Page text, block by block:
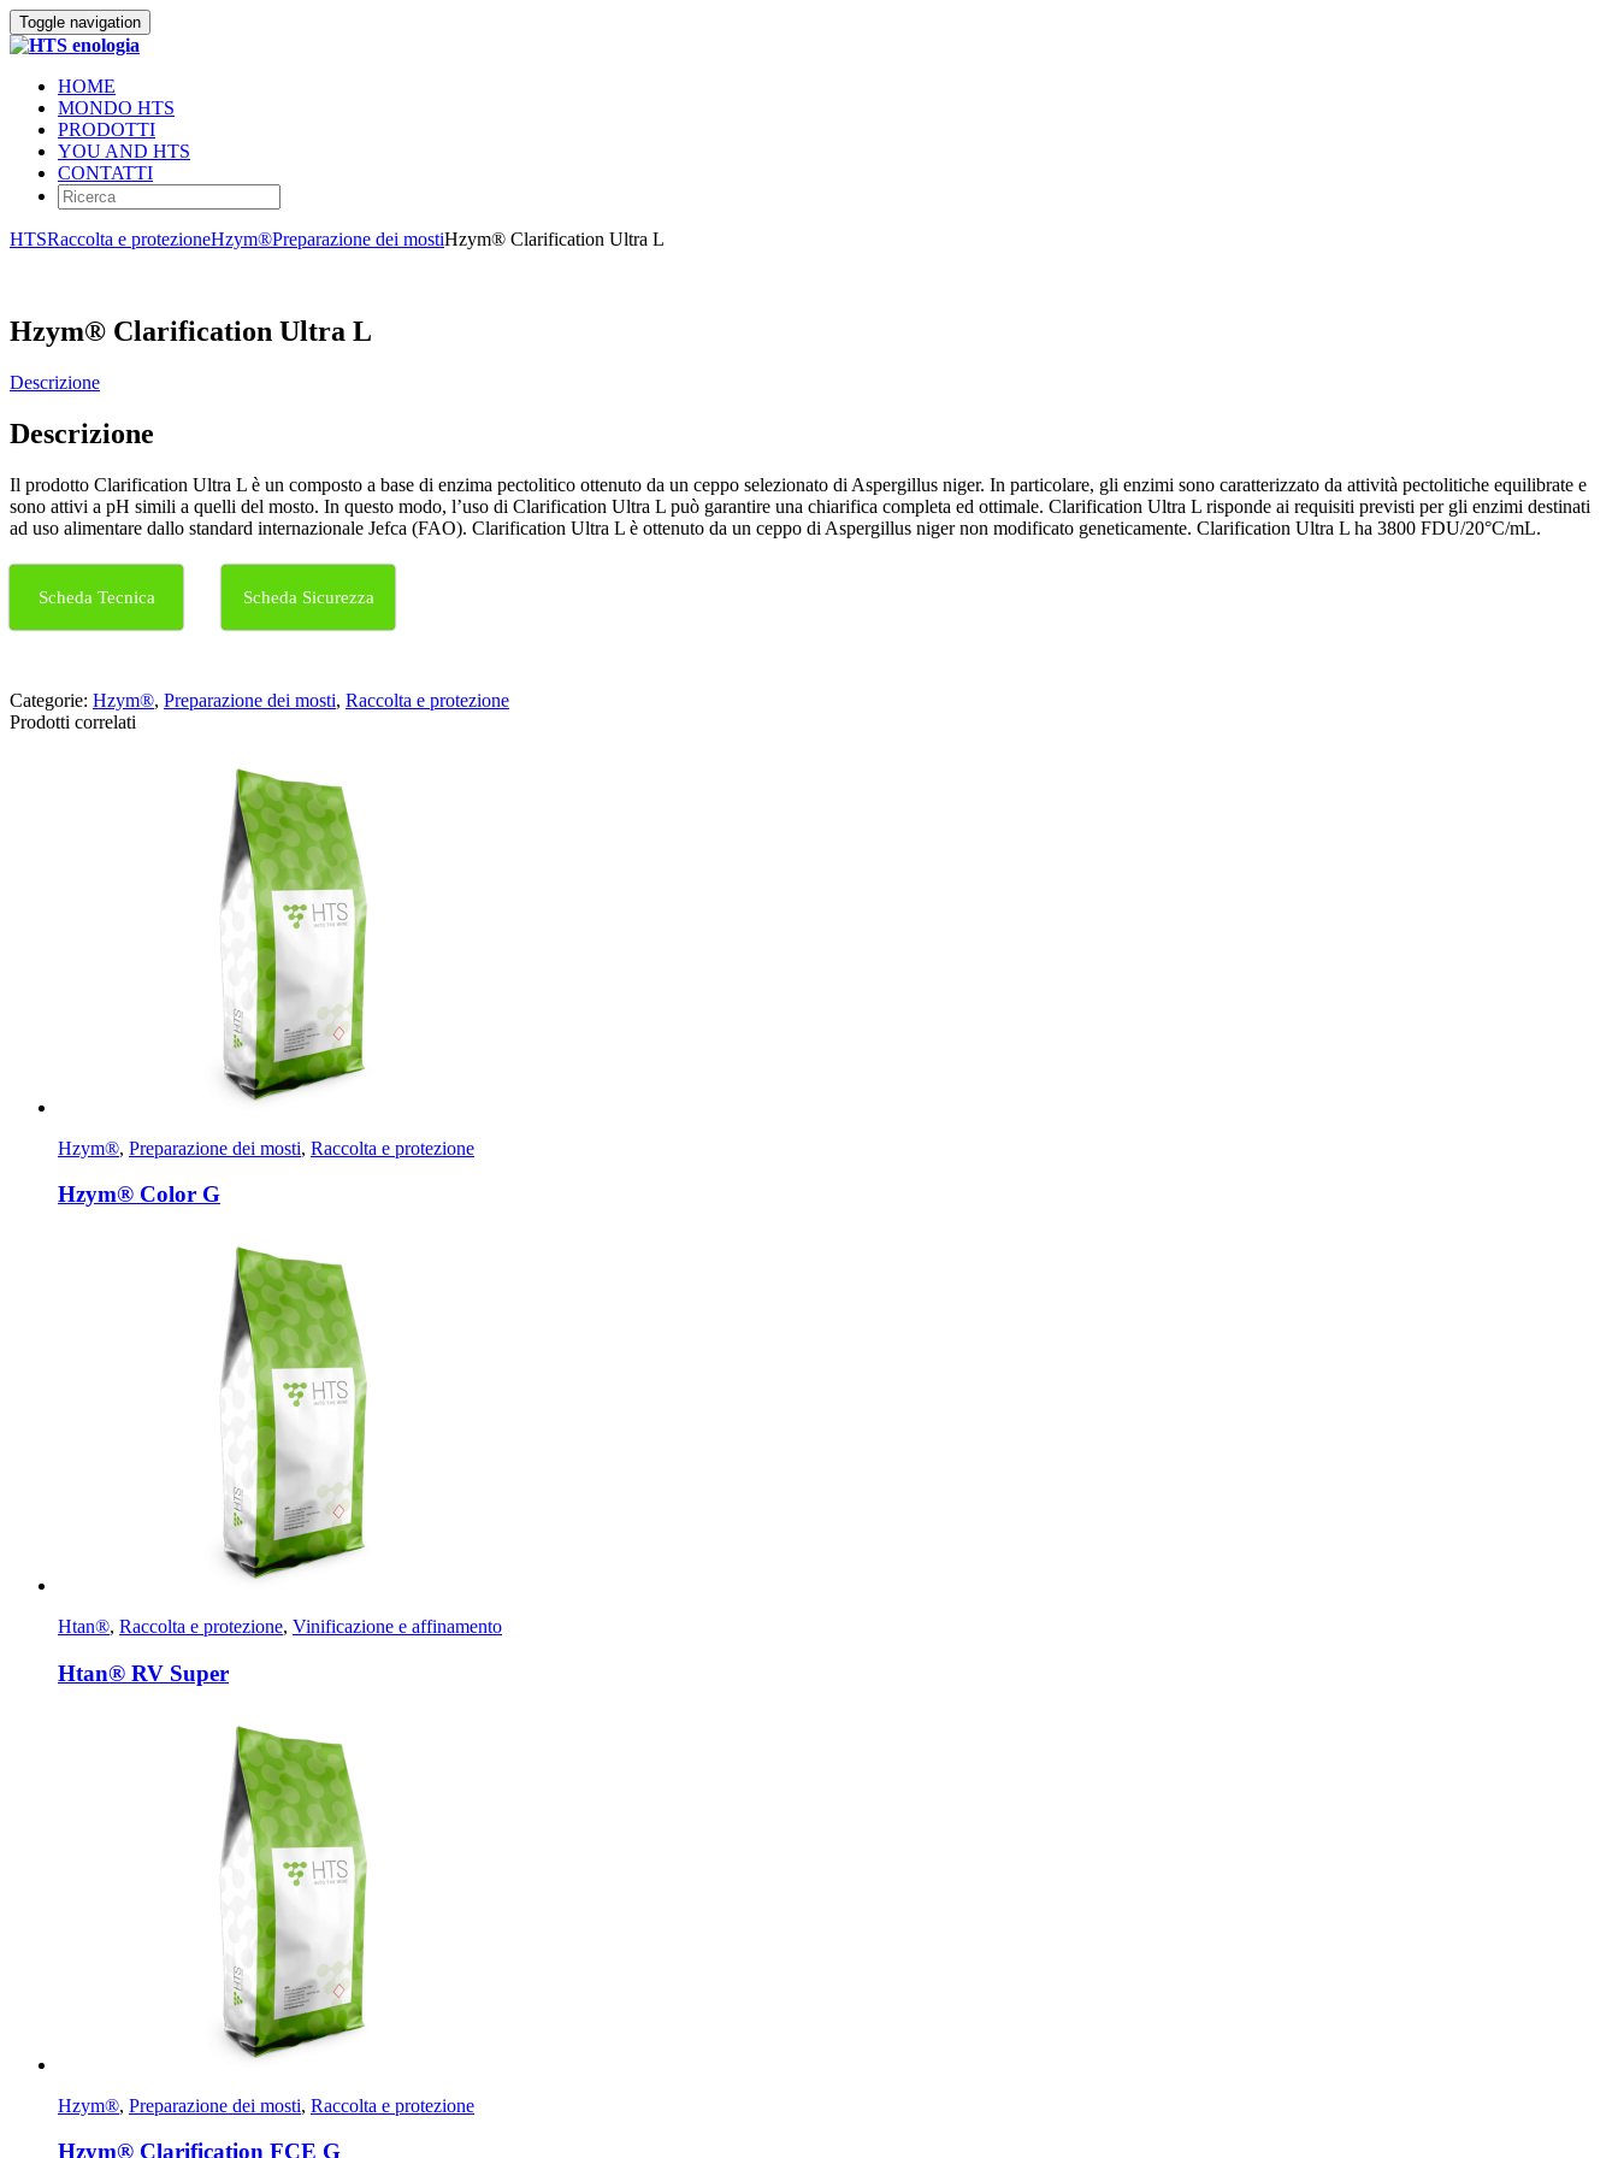
Toggle navigation
HOME
MONDO HTS
PRODOTTI
YOU AND HTS
CONTATTI
HTSRaccolta e protezioneHzym®Preparazione dei mostiHzym® Clarification Ultra L
Hzym® Clarification Ultra L
Descrizione
Descrizione
Il prodotto Clarification Ultra L è un composto a base di enzima pectolitico ottenuto da un ceppo selezionato di Aspergillus niger. In particolare, gli enzimi sono caratterizzato da attività pectolitiche equilibrate e
sono attivi a pH simili a quelli del mosto. In questo modo, l’uso di Clarification Ultra L può garantire una chiarifica completa ed ottimale. Clarification Ultra L risponde ai requisiti previsti per gli enzimi destinati
ad uso alimentare dallo standard internazionale Jefca (FAO). Clarification Ultra L è ottenuto da un ceppo di Aspergillus niger non modificato geneticamente. Clarification Ultra L ha 3800 FDU/20°C/mL.
Scheda Tecnica Scheda Sicurezza
Categorie: Hzym®, Preparazione dei mosti, Raccolta e protezione
Prodotti correlati
Hzym®, Preparazione dei mosti, Raccolta e protezione
Hzym® Color G
Htan®, Raccolta e protezione, Vinificazione e affinamento
Htan® RV Super
Hzym®, Preparazione dei mosti, Raccolta e protezione
Hzym® Clarification FCE G